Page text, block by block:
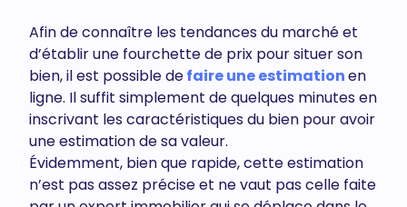
Afin de connaître les tendances du marché et
d’établir une fourchette de prix pour situer son
bien, il est possible defaire une estimationen
ligne. Il suffit simplement de quelques minutes en
inscrivant les caractéristiques du bien pour avoir
une estimation de sa valeur.
Évidemment, bien que rapide, cette estimation
n’est pas assez précise et ne vaut pas celle faite